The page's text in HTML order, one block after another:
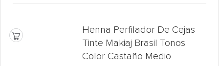
Henna Perfilador De Cejas
Tinte Makiaj Brasil Tonos
Color Castaño Medio